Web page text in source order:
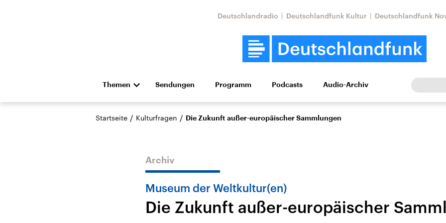
Deutschlandradio Deutschlandfunk Kultur Deutschlandfunk
Themen
Die Nachrichten Politik Wirtschaft Wissen Kultur Europa
Hörspiel und Feature Musik
Landtagswahl Sachsen-
USA
Nahostkonflikt
Aktuelle Lage und
Iran
Sendungen Programm Podcasts Audio-Archiv
Startseite / Kulturfragen / Die Zukunft außer-europäischer Sammlungen
Archiv
Museum der Weltkultur(en)
Die Zukunft außer-europäischer